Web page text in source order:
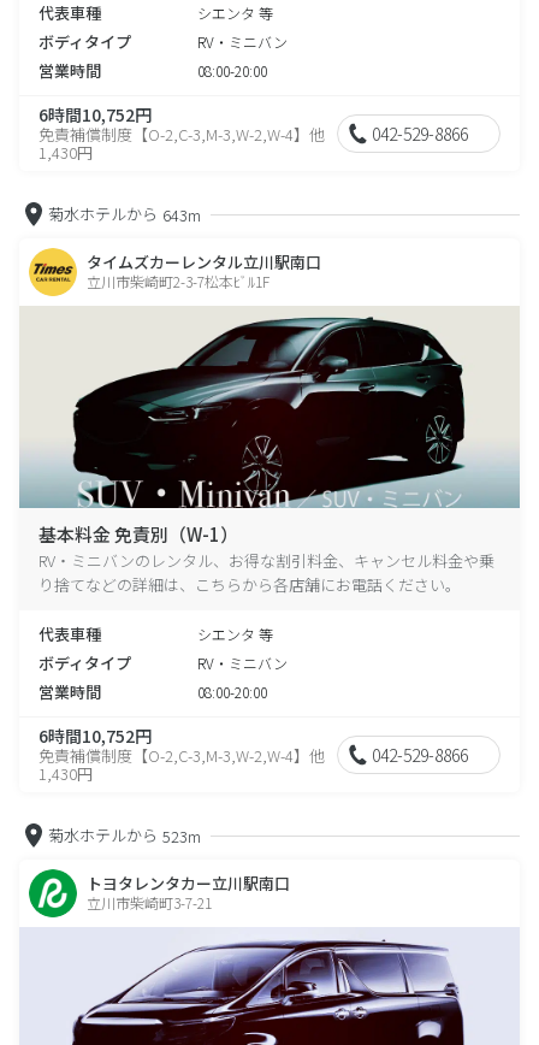
代表車種 シエンタ 等
ボディタイプ RV・ミニバン
営業時間 08:00-20:00
6時間10,752円
免責補償制度【O-2,C-3,M-3,W-2,W-4】他
1,430円
042-529-8866
菊水ホテルから 643m
タイムズカーレンタル立川駅南口
立川市柴崎町2-3-7松本ﾋﾞﾙ1F
基本料金 免責別（W-1）
RV・ミニバンのレンタル、お得な割引料金、キャンセル料金や乗
り捨てなどの詳細は、こちらから各店舗にお電話ください。
代表車種 シエンタ 等
ボディタイプ RV・ミニバン
営業時間 08:00-20:00
6時間10,752円
免責補償制度【O-2,C-3,M-3,W-2,W-4】他
1,430円
042-529-8866
菊水ホテルから 523m
トヨタレンタカー立川駅南口
立川市柴崎町3-7-21